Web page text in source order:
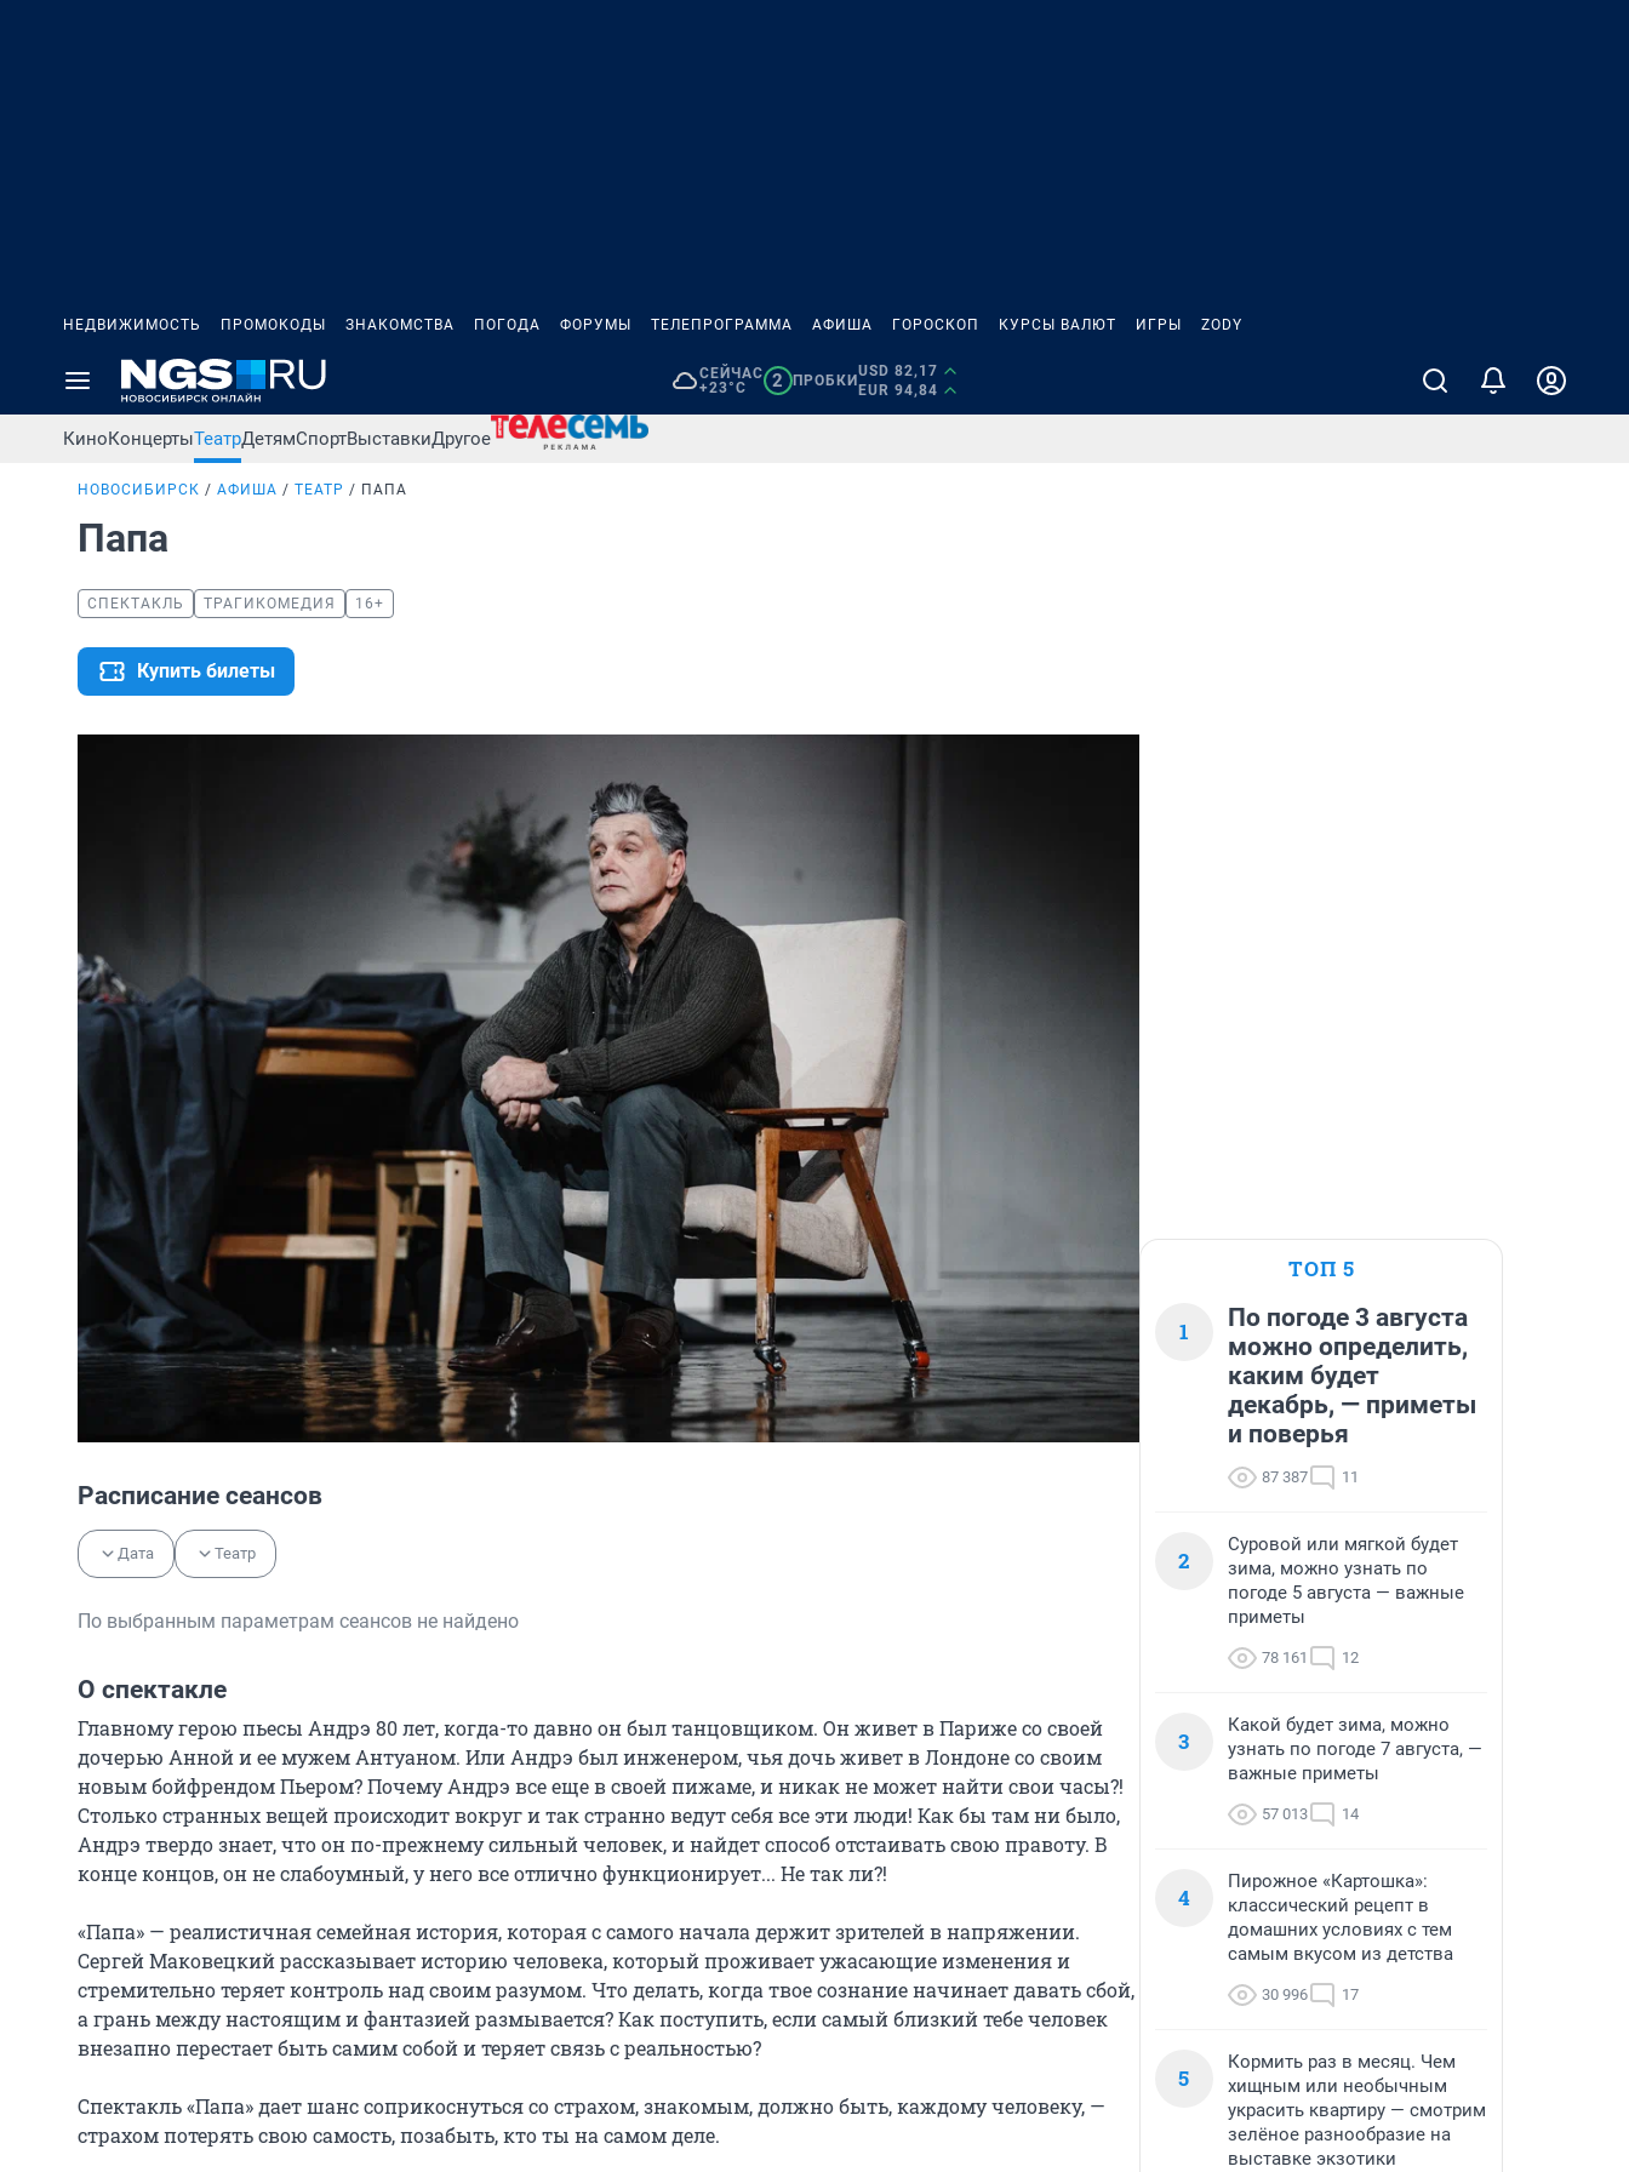
НЕДВИЖИМОСТЬ ПРОМОКОДЫ ЗНАКОМСТВА ПОГОДА ФОРУМЫ ТЕЛЕПРОГРАММА АФИША ГОРОСКОП КУРСЫ ВАЛЮТ ИГРЫ ZODY
СЕЙЧАС
+23°C
2 ПРОБКИ
USD 82,17
EUR 94,84
КиноКонцертыТеатрДетямСпортВыставкиДругое
НОВОСИБИРСК АФИША ТЕАТР ПАПА
Папа
СПЕКТАКЛЬ ТРАГИКОМЕДИЯ 16+
Купить билеты
Расписание сеансов
Дата Театр
По выбранным параметрам сеансов не найдено
О спектакле
Главному герою пьесы Андрэ 80 лет, когда-то давно он был танцовщиком. Он живет в Париже со своей
дочерью Анной и ее мужем Антуаном. Или Андрэ был инженером, чья дочь живет в Лондоне со своим
новым бойфрендом Пьером? Почему Андрэ все еще в своей пижаме, и никак не может найти свои часы?!
Столько странных вещей происходит вокруг и так странно ведут себя все эти люди! Как бы там ни было,
Андрэ твердо знает, что он по-прежнему сильный человек, и найдет способ отстаивать свою правоту. В
конце концов, он не слабоумный, у него все отлично функционирует... Не так ли?!
«Папа» — реалистичная семейная история, которая с самого начала держит зрителей в напряжении.
Сергей Маковецкий рассказывает историю человека, который проживает ужасающие изменения и
стремительно теряет контроль над своим разумом. Что делать, когда твое сознание начинает давать сбой,
а грань между настоящим и фантазией размывается? Как поступить, если самый близкий тебе человек
внезапно перестает быть самим собой и теряет связь с реальностью?
Спектакль «Папа» дает шанс соприкоснуться со страхом, знакомым, должно быть, каждому человеку, —
страхом потерять свою самость, позабыть, кто ты на самом деле.
ТОП 5
1
По погоде 3 августа
можно определить,
каким будет
декабрь, — приметы
и поверья
87 387 11
2
Суровой или мягкой будет
зима, можно узнать по
погоде 5 августа — важные
приметы
78 161 12
3
Какой будет зима, можно
узнать по погоде 7 августа, —
важные приметы
57 013 14
4
Пирожное «Картошка»:
классический рецепт в
домашних условиях с тем
самым вкусом из детства
30 996 17
5
Кормить раз в месяц. Чем
хищным или необычным
украсить квартиру — смотрим
зелёное разнообразие на
выставке экзотики